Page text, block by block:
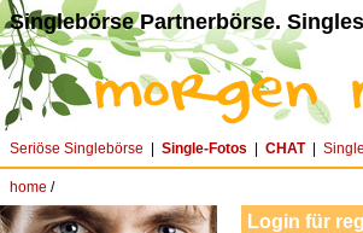
Singlebörse Partnerbörse.
Seriöse Singlebörse Single-Fotos CHAT|
home /
Login für